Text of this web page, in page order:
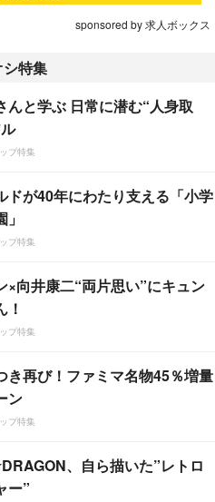
sponsored by 求人ボックス
特集
んと学ぶ 日常に潜む“人身取
プ特集
ドが40年にわたり支える「小学
プ特集
×向井康二“両片思い”にキュン
！
プ特集
き再び！ファミマ名物45％増量
ン
プ特集
、自ら描いた”レトロ
ー”